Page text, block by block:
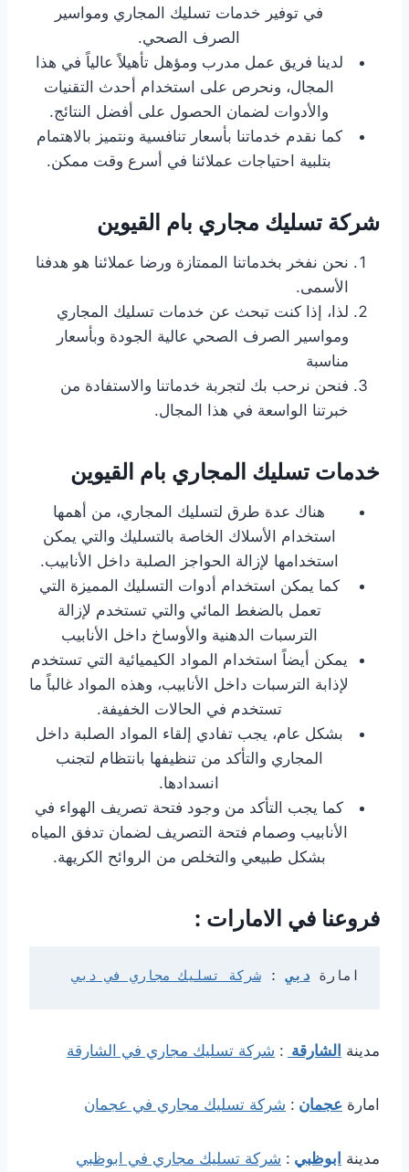
في توفير خدمات تسليك المجاري ومواسير
الصرف الصحي.
لدينا فريق عمل مدرب ومؤهل تأهيلاً عالياً في هذا
المجال، ونحرص على استخدام أحدث التقنيات
والأدوات لضمان الحصول على أفضل النتائج.
كما نقدم خدماتنا بأسعار تنافسية ونتميز بالاهتمام
بتلبية احتياجات عملائنا في أسرع وقت ممكن.
شركة تسليك مجاري بام القيوين
نحن نفخر بخدماتنا الممتازة ورضا عملائنا هو هدفنا
الأسمى.
لذا، إذا كنت تبحث عن خدمات تسليك المجاري
ومواسير الصرف الصحي عالية الجودة وبأسعار
مناسبة
فنحن نرحب بك لتجربة خدماتنا والاستفادة من
خبرتنا الواسعة في هذا المجال.
خدمات تسليك المجاري بام القيوين
هناك عدة طرق لتسليك المجاري، من أهمها
استخدام الأسلاك الخاصة بالتسليك والتي يمكن
استخدامها لإزالة الحواجز الصلبة داخل الأنابيب.
كما يمكن استخدام أدوات التسليك المميزة التي
تعمل بالضغط المائي والتي تستخدم لإزالة
الترسبات الدهنية والأوساخ داخل الأنابيب
يمكن أيضاً استخدام المواد الكيميائية التي تستخدم
لإذابة الترسبات داخل الأنابيب، وهذه المواد غالباً ما
تستخدم في الحالات الخفيفة.
بشكل عام، يجب تفادي إلقاء المواد الصلبة داخل
المجاري والتأكد من تنظيفها بانتظام لتجنب
انسدادها.
كما يجب التأكد من وجود فتحة تصريف الهواء في
الأنابيب وصمام فتحة التصريف لضمان تدفق المياه
بشكل طبيعي والتخلص من الروائح الكريهة.
فروعنا في الامارات :
امارة دبي : شركة تسليك مجاري في دبي
مدينة الشارقة : شركة تسليك مجاري في الشارقة
امارة عجمان : شركة تسليك مجاري في عجمان
مدينة ابوظبي : شركة تسليك مجاري في ابوظبي